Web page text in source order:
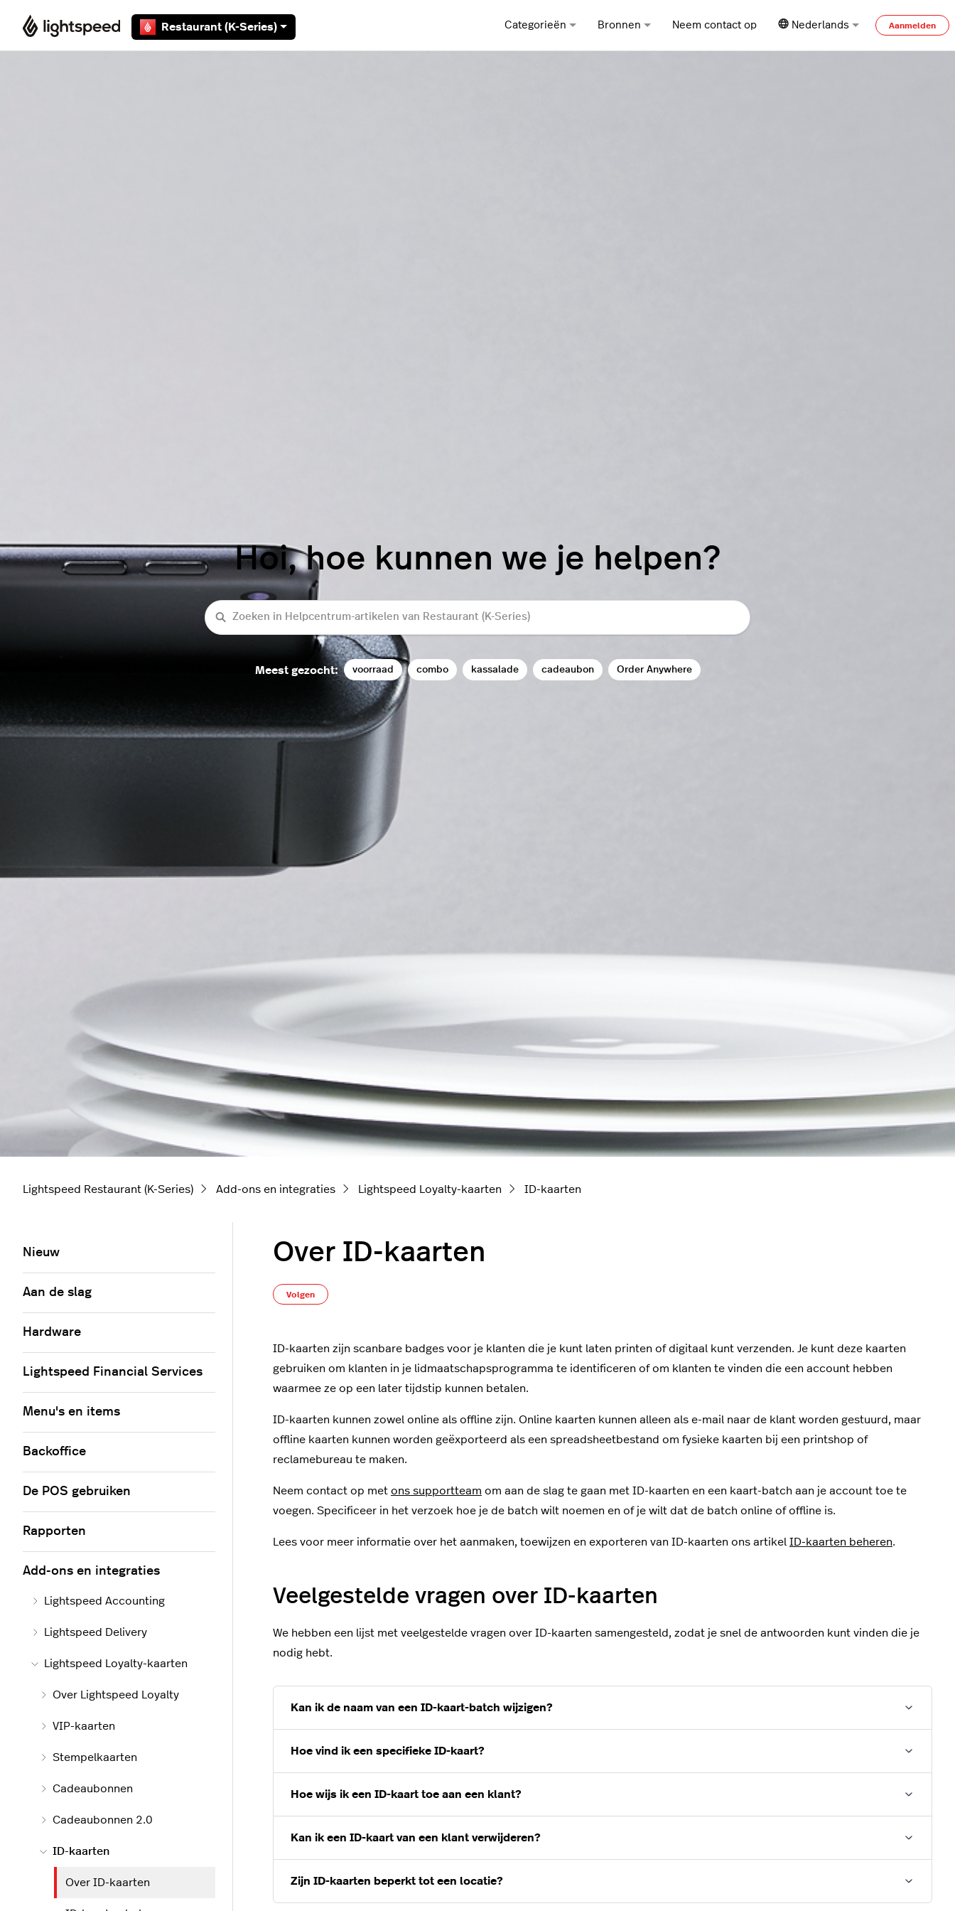
Restaurant (K-Series)
Categorieën Bronnen Neem contact op Nederlands Aanmelden
Hoi, hoe kunnen we je helpen?
Zoeken
Meest gezocht: voorraad combo kassalade cadeaubon Order Anywhere
Lightspeed Restaurant (K-Series) Add-ons en integraties Lightspeed Loyalty-kaarten ID-kaarten
Over ID-kaarten
Volgen
ID-kaarten zijn scanbare badges voor je klanten die je kunt laten printen of digitaal kunt verzenden. Je kunt deze kaarten
gebruiken om klanten in je lidmaatschapsprogramma te identificeren of om klanten te vinden die een account hebben
waarmee ze op een later tijdstip kunnen betalen.
ID-kaarten kunnen zowel online als offline zijn. Online kaarten kunnen alleen als e-mail naar de klant worden gestuurd, maar
offline kaarten kunnen worden geëxporteerd als een spreadsheetbestand om fysieke kaarten bij een printshop of
reclamebureau te maken.
Neem contact op met ons supportteam om aan de slag te gaan met ID-kaarten en een kaart-batch aan je account toe te
voegen. Specificeer in het verzoek hoe je de batch wilt noemen en of je wilt dat de batch online of offline is.
Lees voor meer informatie over het aanmaken, toewijzen en exporteren van ID-kaarten ons artikel ID-kaarten beheren.
Veelgestelde vragen over ID-kaarten
We hebben een lijst met veelgestelde vragen over ID-kaarten samengesteld, zodat je snel de antwoorden kunt vinden die je
nodig hebt.
Kan ik de naam van een ID-kaart-batch wijzigen?
Hoe vind ik een specifieke ID-kaart?
Hoe wijs ik een ID-kaart toe aan een klant?
Kan ik een ID-kaart van een klant verwijderen?
Zijn ID-kaarten beperkt tot een locatie?
Nieuw
Aan de slag
Hardware
Lightspeed Financial Services
Menu's en items
Backoffice
De POS gebruiken
Rapporten
Add-ons en integraties
Lightspeed Accounting
Lightspeed Delivery
Lightspeed Loyalty-kaarten
Over Lightspeed Loyalty
VIP-kaarten
Stempelkaarten
Cadeaubonnen
Cadeaubonnen 2.0
ID-kaarten
Over ID-kaarten